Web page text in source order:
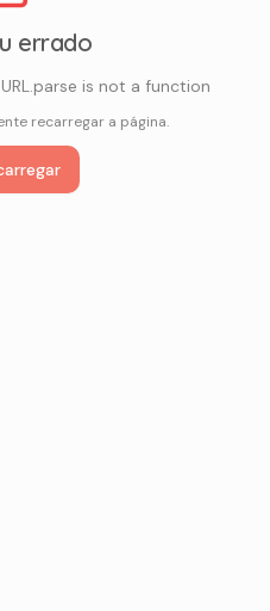
errado
is not a function
recarregar a página.